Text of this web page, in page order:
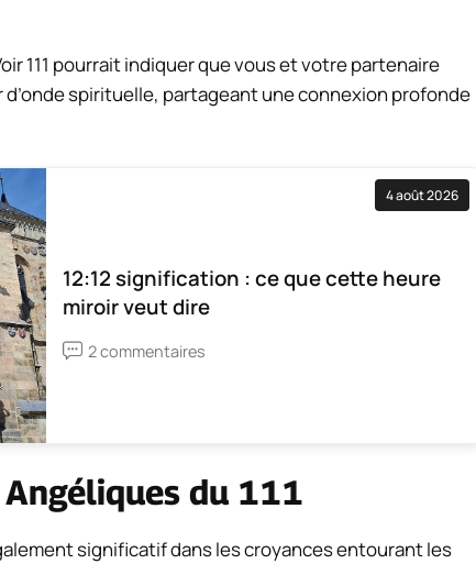
111 pourrait indiquer que vous et votre partenaire
d’onde spirituelle, partageant une connexion profonde
4 août 2026
12:12 signification : ce que cette heure
miroir veut dire
2 commentaires
Angéliques du 111
significatif dans les croyances entourant les